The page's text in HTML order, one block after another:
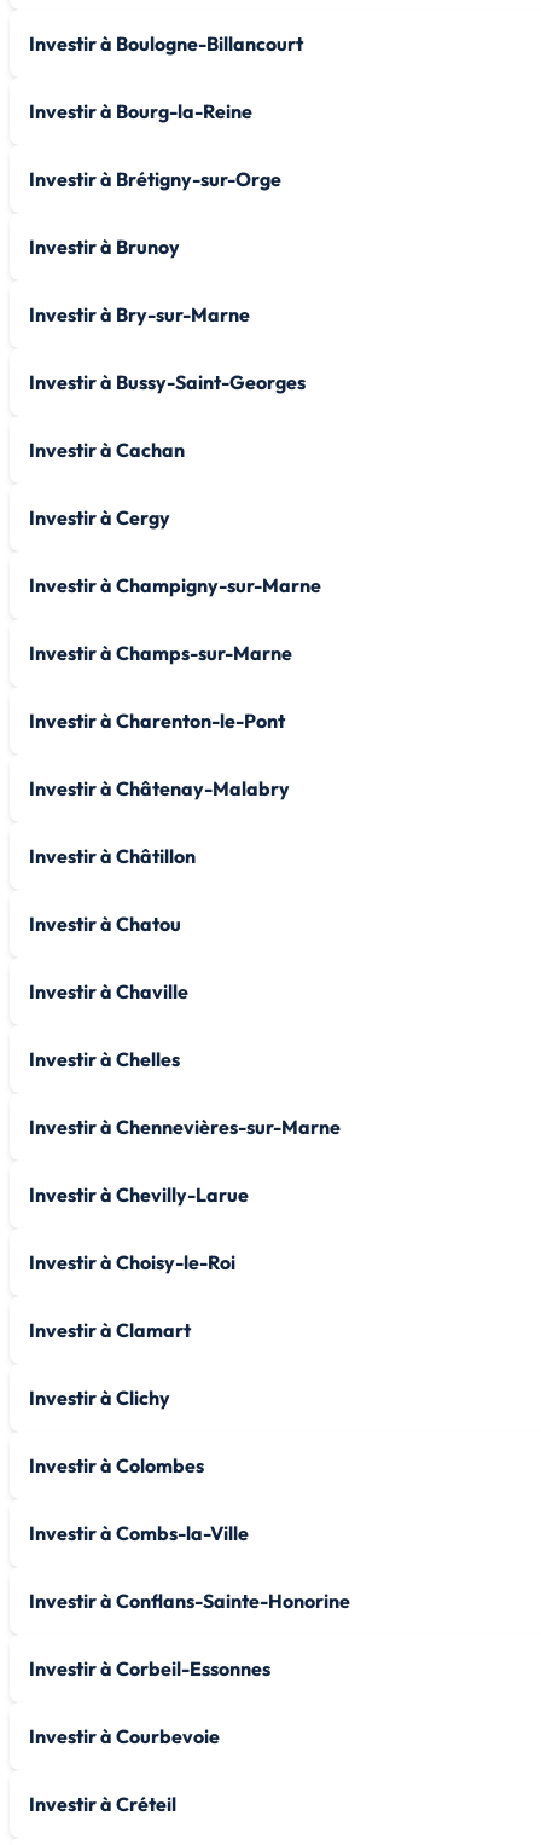
Investir à Boulogne-Billancourt
Investir à Bourg-la-Reine
Investir à Brétigny-sur-Orge
Investir à Brunoy
Investir à Bry-sur-Marne
Investir à Bussy-Saint-Georges
Investir à Cachan
Investir à Cergy
Investir à Champigny-sur-Marne
Investir à Champs-sur-Marne
Investir à Charenton-le-Pont
Investir à Châtenay-Malabry
Investir à Châtillon
Investir à Chatou
Investir à Chaville
Investir à Chelles
Investir à Chennevières-sur-Marne
Investir à Chevilly-Larue
Investir à Choisy-le-Roi
Investir à Clamart
Investir à Clichy
Investir à Colombes
Investir à Combs-la-Ville
Investir à Conflans-Sainte-Honorine
Investir à Corbeil-Essonnes
Investir à Courbevoie
Investir à Créteil